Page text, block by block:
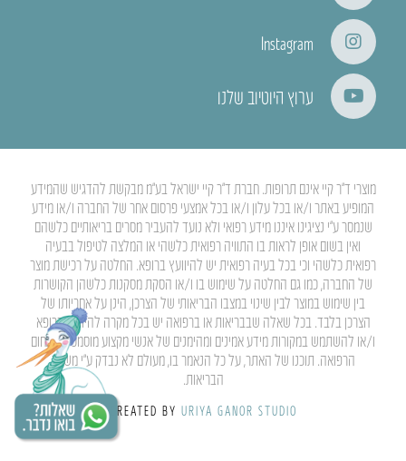
Instagram
ערוץ היוטיוב שלנו
מוצרי ד”ר קיי אינם תרופות. חברת ד”ר קיי ישראל בע”מ מבקשת להדגיש שהמידע
המופיע באתר ו/או בכל עלון ו/או בכל אמצעי פרסום אחר של החברה ו/או מידע
שנמסר ע”י נציגינו איננו מידע רפואי ולא נועד להעביר מסרים בריאותיים כלשהם
ואין בשום אופן לראות בו התוויה רפואית כלשהי או המלצה לטיפול בבעיה
רפואית כלשהי וכי בכל בעיה רפואית יש להיוועץ ברופא. החלטה על רכישת מוצר
של החברה, כמו גם החלטה על שימוש בו ו/או הסקת מסקנות כלשהן הקושרות
בין שימוש במוצר לבין שינוי במצבו הבריאותי של הצרכן, הינן על אחריותו של
הצרכן בלבד. בכל שאלה שבבריאות או ברפואה יש בכל מקרה להיוועץ ברופא
ו/או להשתמש במקורות מידע אמינים ומהימנים של אנשי מקצוע מוסמכים בתחום
הרפואה. תוכנו של האתר, על כל הנאמר בו, מעולם לא נבדק ע”י משרד
הבריאות.
CREATED BY URIYA GANOR STUDIO